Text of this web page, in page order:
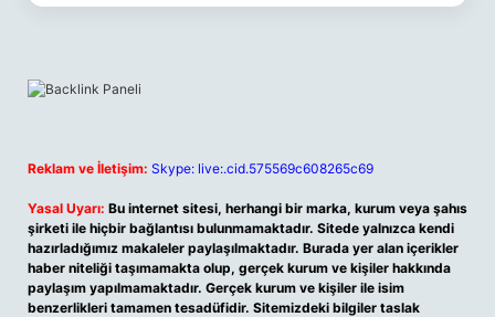
Reklam ve İletişim: Skype: live:.cid.575569c608265c69
Yasal Uyarı: Bu internet sitesi, herhangi bir marka, kurum veya şahıs
şirketi ile hiçbir bağlantısı bulunmamaktadır. Sitede yalnızca kendi
hazırladığımız makaleler paylaşılmaktadır. Burada yer alan içerikler
haber niteliği taşımamakta olup, gerçek kurum ve kişiler hakkında
paylaşım yapılmamaktadır. Gerçek kurum ve kişiler ile isim
benzerlikleri tamamen tesadüfidir. Sitemizdeki bilgiler taslak